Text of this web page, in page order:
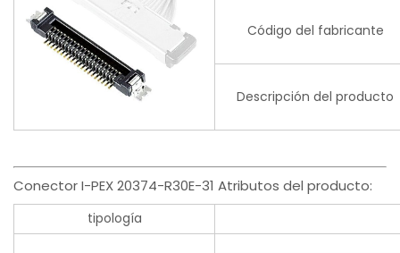
Código del fabricante
Descripción del producto
Conector I-PEX 20374-R30E-31 Atributos del producto:
tipología